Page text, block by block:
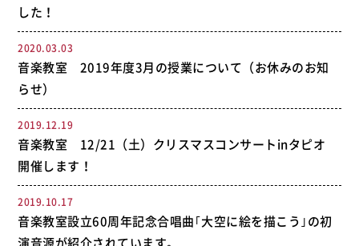
した！
2020.03.03
音楽教室 2019年度3月の授業について（お休みのお知
らせ）
2019.12.19
音楽教室 12/21（土）クリスマスコンサートinタピオ
開催します！
2019.10.17
音楽教室設立60周年記念合唱曲｢大空に絵を描こう｣の初